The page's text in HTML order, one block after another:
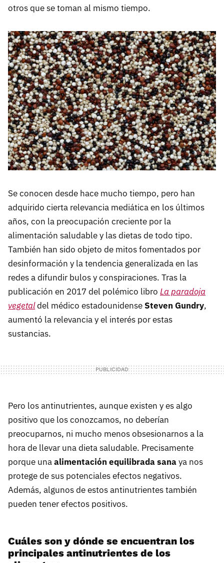
otros que se toman al mismo tiempo.
Se conocen desde hace mucho tiempo, pero han
adquirido cierta relevancia mediática en los últimos
años, con la preocupación creciente por la
alimentación saludable y las dietas de todo tipo.
También han sido objeto de mitos fomentados por
desinformación y la tendencia generalizada en las
redes a difundir bulos y conspiraciones. Tras la
publicación en 2017 del polémico libro La paradoja
vegetaldel médico estadounidense Steven Gundry,
aumentó la relevancia y el interés por estas
sustancias.
Pero los antinutrientes, aunque existen y es algo
positivo que los conozcamos, no deberían
preocuparnos, ni mucho menos obsesionarnos a la
hora de llevar una dieta saludable. Precisamente
porque unaalimentación equilibrada sanaya nos
protege de sus potenciales efectos negativos.
Además, algunos de estos antinutrientes también
pueden tener efectos positivos.
Cuáles son y dónde se encuentran los
principales antinutrientes de los